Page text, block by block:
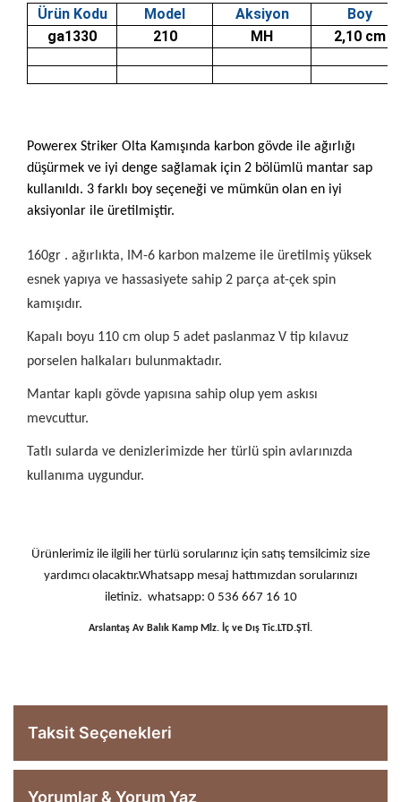
Ürün Kodu Model Aksiyon
Boy
ga1330
210 MH 2,10 cm
Powerex Striker Olta Kamışında karbon gövde ile ağırlığı
düşürmek ve iyi denge sağlamak için 2 bölümlü mantar sap
kullanıldı. 3 farklı boy seçeneği ve mümkün olan en iyi
aksiyonlar ile üretilmiştir.
160gr . ağırlıkta, IM-6 karbon malzeme ile üretilmiş yüksek
esnek yapıya ve hassasiyete sahip 2 parça at-çek spin
kamışıdır.
Kapalı boyu 110 cm olup 5 adet paslanmaz V tip kılavuz
porselen halkaları bulunmaktadır.
Mantar kaplı gövde yapısına sahip olup yem askısı
mevcuttur.
Tatlı sularda ve denizlerimizde her türlü spin avlarınızda
kullanıma uygundur.
Ürünlerimiz ile ilgili her türlü sorularınız için satış temsilcimiz size
yardımcı olacaktır.Whatsapp mesaj hattımızdan sorularınızı
iletiniz. whatsapp: 0 536 667 16 10
Arslantaş Av Balık Kamp Mlz. İç ve Dış Tic.LTD.ŞTİ.
Taksit Seçenekleri
Yorumlar & Yorum Yaz